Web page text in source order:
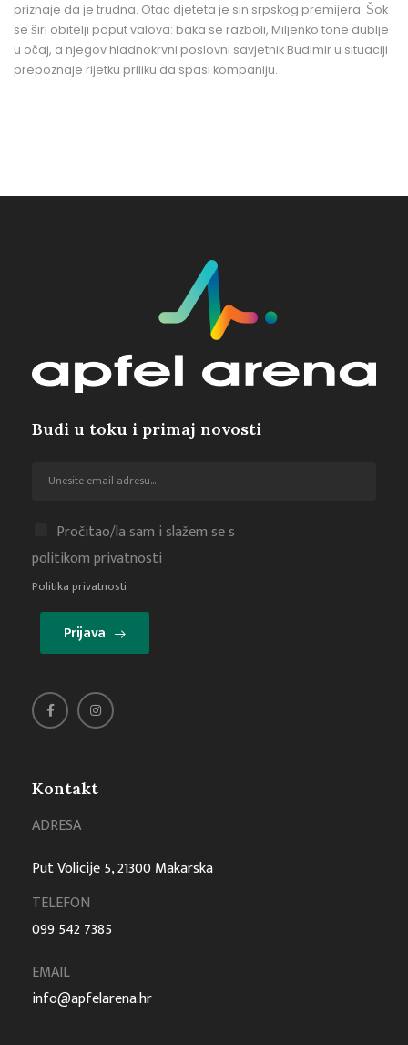
priznaje da je trudna. Otac djeteta je sin srpskog premijera. Šok
se širi obitelji poput valova: baka se razboli, Miljenko tone dublje
u očaj, a njegov hladnokrvni poslovni savjetnik Budimir u situaciji
prepoznaje rijetku priliku da spasi kompaniju.
Kontakt
ADRESA
Put Volicije 5, 21300 Makarska
TELEFON
099 542 7385
EMAIL
info@apfelarena.hr
Budi u toku i primaj novosti
Pročitao/la sam i slažem se s
politikom privatnosti
Politika privatnosti
Prijava